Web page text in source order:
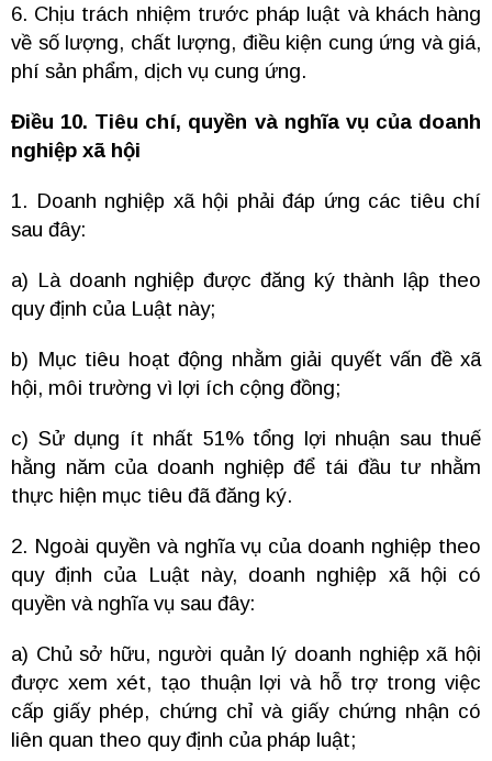
6. Chịu trách nhiệm trước pháp luật và khách hàng
về số lượng, chất lượng, điều kiện cung ứng và giá,
phí sản phẩm, dịch vụ cung ứng.
Điều 10. Tiêu chí, quyền và nghĩa vụ của doanh
nghiệp xã hội
1. Doanh nghiệp xã hội phải đáp ứng các tiêu chí
sau đây:
a) Là doanh nghiệp được đăng ký thành lập theo
quy định của Luật này;
b) Mục tiêu hoạt động nhằm giải quyết vấn đề xã
hội, môi trường vì lợi ích cộng đồng;
c) Sử dụng ít nhất 51% tổng lợi nhuận sau thuế
hằng năm của doanh nghiệp để tái đầu tư nhằm
thực hiện mục tiêu đã đăng ký.
2. Ngoài quyền và nghĩa vụ của doanh nghiệp theo
quy định của Luật này, doanh nghiệp xã hội có
quyền và nghĩa vụ sau đây:
a) Chủ sở hữu, người quản lý doanh nghiệp xã hội
được xem xét, tạo thuận lợi và hỗ trợ trong việc
cấp giấy phép, chứng chỉ và giấy chứng nhận có
liên quan theo quy định của pháp luật;